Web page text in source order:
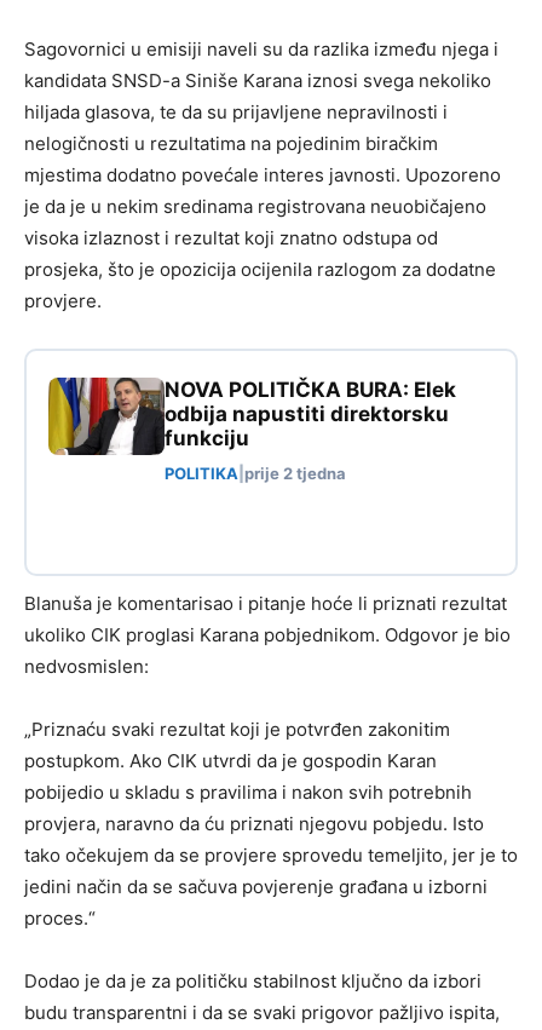
Sagovornici u emisiji naveli su da razlika između njega i
kandidata SNSD-a Siniše Karana iznosi svega nekoliko
hiljada glasova, te da su prijavljene nepravilnosti i
nelogičnosti u rezultatima na pojedinim biračkim
mjestima dodatno povećale interes javnosti. Upozoreno
je da je u nekim sredinama registrovana neuobičajeno
visoka izlaznost i rezultat koji znatno odstupa od
prosjeka, što je opozicija ocijenila razlogom za dodatne
provjere.
NOVA POLITIČKA BURA: Elek
odbija napustiti direktorsku
funkciju
POLITIKA prije 2 tjedna
Blanuša je komentarisao i pitanje hoće li priznati rezultat
ukoliko CIK proglasi Karana pobjednikom. Odgovor je bio
nedvosmislen:
„Priznaću svaki rezultat koji je potvrđen zakonitim
postupkom. Ako CIK utvrdi da je gospodin Karan
pobijedio u skladu s pravilima i nakon svih potrebnih
provjera, naravno da ću priznati njegovu pobjedu. Isto
tako očekujem da se provjere sprovedu temeljito, jer je to
jedini način da se sačuva povjerenje građana u izborni
proces.“
Dodao je da je za političku stabilnost ključno da izbori
budu transparentni i da se svaki prigovor pažljivo ispita,